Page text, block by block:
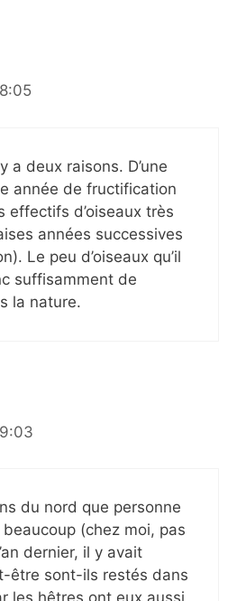
a deux raisons. D’une
année de fructification
effectifs d’oiseaux très
années successives
Le peu d’oiseaux qu’il
suffisamment de
la nature.
du nord que personne
beaucoup (chez moi, pas
dernier, il y avait
être sont-ils restés dans